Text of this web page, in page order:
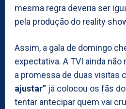
mesma regra deveria ser
pela produção do reality
Assim, a gala de domingo
expectativa. A TVI ainda
a promessa de duas visitas
ajustar” já colocou os fãs do
tentar antecipar quem vai